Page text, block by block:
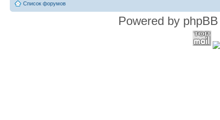
Список форумов
Powered by